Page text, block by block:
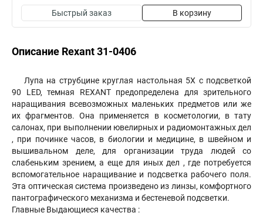
Быстрый заказ В корзину
Описание Rexant 31-0406
Лупа на струбцине круглая настольная 5Х с подсветкой
90 LED, темная REXANT предопределена для зрительного
наращивания всевозможных маленьких предметов или же
их фрагментов. Она применяется в косметологии, в тату
салонах, при выполнении ювелирных и радиомонтажных дел
, при починке часов, в биологии и медицине, в швейном и
вышивальном деле, для организации труда людей со
слабеньким зрением, а еще для иных дел , где потребуется
вспомогательное наращивание и подсветка рабочего поля.
Эта оптическая система произведено из линзы, комфортного
пантографического механизма и бестеневой подсветки.
Главные Выдающиеся качества :